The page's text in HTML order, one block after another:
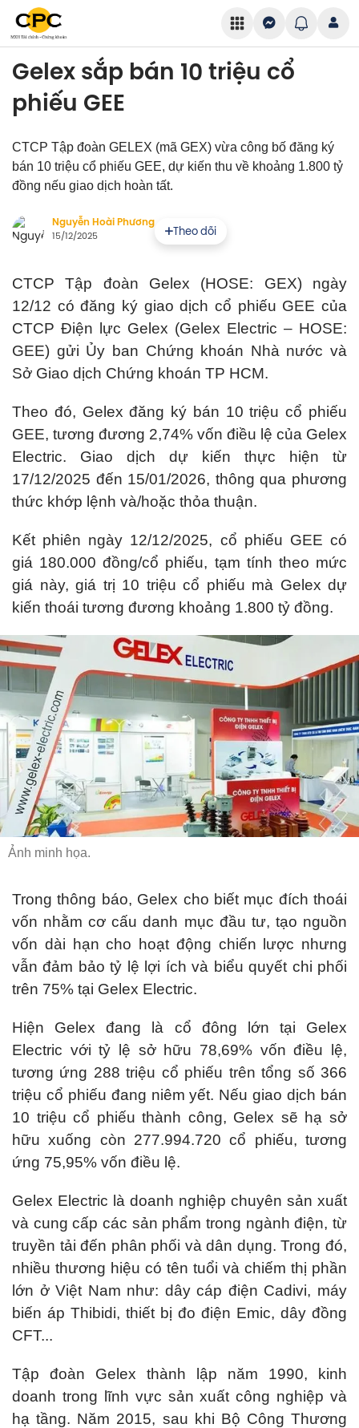
Gelex sắp bán 10 triệu cổ
phiếu GEE
CTCP Tập đoàn GELEX (mã GEX) vừa công bố đăng ký
bán 10 triệu cổ phiếu GEE, dự kiến thu về khoảng 1.800 tỷ
đồng nếu giao dịch hoàn tất.
Nguyễn Hoài Phương
15/12/2025 Theo dõi
CTCP Tập đoàn Gelex (HOSE: GEX) ngày
12/12 có đăng ký giao dịch cổ phiếu GEE của
CTCP Điện lực Gelex (Gelex Electric – HOSE:
GEE) gửi Ủy ban Chứng khoán Nhà nước và
Sở Giao dịch Chứng khoán TP HCM.
Theo đó, Gelex đăng ký bán 10 triệu cổ phiếu
GEE, tương đương 2,74% vốn điều lệ của Gelex
Electric. Giao dịch dự kiến thực hiện từ
17/12/2025 đến 15/01/2026, thông qua phương
thức khớp lệnh và/hoặc thỏa thuận.
Kết phiên ngày 12/12/2025, cổ phiếu GEE có
giá 180.000 đồng/cổ phiếu, tạm tính theo mức
giá này, giá trị 10 triệu cổ phiếu mà Gelex dự
kiến thoái tương đương khoảng 1.800 tỷ đồng.
Ảnh minh họa.
Trong thông báo, Gelex cho biết mục đích thoái
vốn nhằm cơ cấu danh mục đầu tư, tạo nguồn
vốn dài hạn cho hoạt động chiến lược nhưng
vẫn đảm bảo tỷ lệ lợi ích và biểu quyết chi phối
trên 75% tại Gelex Electric.
Hiện Gelex đang là cổ đông lớn tại Gelex
Electric với tỷ lệ sở hữu 78,69% vốn điều lệ,
tương ứng 288 triệu cổ phiếu trên tổng số 366
triệu cổ phiếu đang niêm yết. Nếu giao dịch bán
10 triệu cổ phiếu thành công, Gelex sẽ hạ sở
hữu xuống còn 277.994.720 cổ phiếu, tương
ứng 75,95% vốn điều lệ.
Gelex Electric là doanh nghiệp chuyên sản xuất
và cung cấp các sản phẩm trong ngành điện, từ
truyền tải đến phân phối và dân dụng. Trong đó,
nhiều thương hiệu có tên tuổi và chiếm thị phần
lớn ở Việt Nam như: dây cáp điện Cadivi, máy
biến áp Thibidi, thiết bị đo điện Emic, dây đồng
CFT...
Tập đoàn Gelex thành lập năm 1990, kinh
doanh trong lĩnh vực sản xuất công nghiệp và
hạ tầng. Năm 2015, sau khi Bộ Công Thương